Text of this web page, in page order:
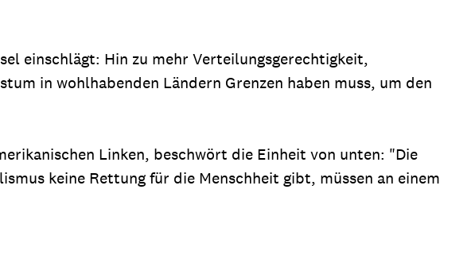
einschlägt: Hin zu mehr Verteilungsgerechtigkeit,
in wohlhabenden Ländern Grenzen haben muss, um den
Linken, beschwört die Einheit von unten: "Die
keine Rettung für die Menschheit gibt, müssen an einem